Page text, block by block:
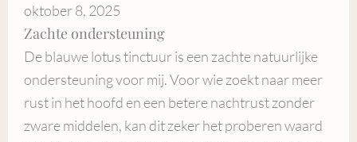
oktober 8, 2025
Zachte ondersteuning
De blauwe lotus tinctuur is een zachte natuurlijke
ondersteuning voor mij. Voor wie zoekt naar meer
rust in het hoofd en een betere nachtrust zonder
zware middelen, kan dit zeker het proberen waard